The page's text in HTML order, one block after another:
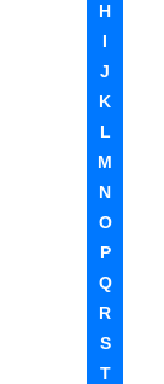
H
I
J
K
L
M
N
O
P
Q
R
S
T